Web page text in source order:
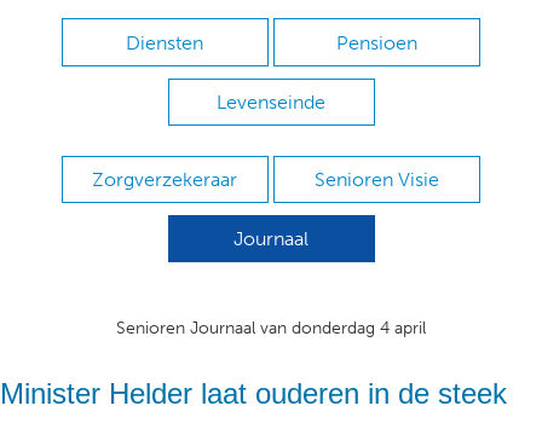
Diensten Pensioen
Levenseinde
Zorgverzekeraar Senioren Visie
Journaal
Senioren Journaal van donderdag 4 april
Minister Helder laat ouderen in de steek